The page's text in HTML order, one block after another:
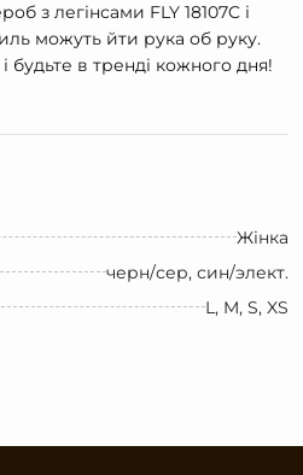
з легінсами FLY 18107C і
можуть йти рука об руку.
будьте в тренді кожного дня!
Жінка
черн/сер, син/элект.
L, M, S, XS